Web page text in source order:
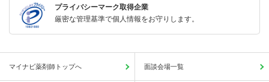
プライバシーマーク取得企業
厳密な管理基準で個人情報をお守りします。
マイナビ薬剤師トップへ 面談会場一覧